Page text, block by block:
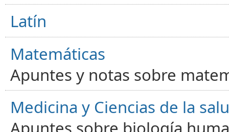
Latín
Matemáticas
Apuntes y notas sobre
Medicina y Ciencias de la